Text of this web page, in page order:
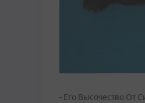
- Его Высочество От